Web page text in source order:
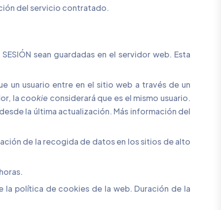
del servicio contratado.
sean guardadas en el servidor web. Esta
un usuario entre en el sitio web a través de un
lacookie considerará que es el mismo usuario.
la última actualización. Más información del
de la recogida de datos en los sitios de alto
la política de cookies de la web. Duración de la